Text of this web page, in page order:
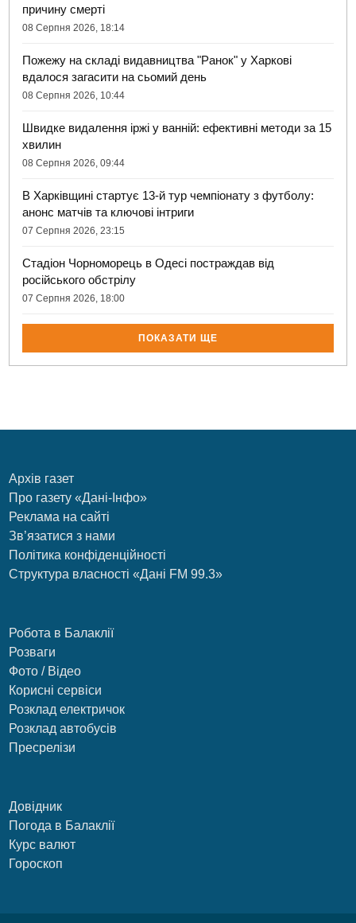
причину смерті
08 Серпня 2026, 18:14
Пожежу на складі видавництва "Ранок" у Харкові
вдалося загасити на сьомий день
08 Серпня 2026, 10:44
Швидке видалення іржі у ванній: ефективні методи за 15
хвилин
08 Серпня 2026, 09:44
В Харківщині стартує 13-й тур чемпіонату з футболу:
анонс матчів та ключові інтриги
07 Серпня 2026, 23:15
Стадіон Чорноморець в Одесі постраждав від
російського обстрілу
07 Серпня 2026, 18:00
ПОКАЗАТИ ЩЕ
Архів газет
Про газету «Дані-Інфо»
Реклама на сайті
Зв’язатися з нами
Політика конфіденційності
Структура власності «Дані FM 99.3»
Робота в Балаклії
Розваги
Фото / Відео
Корисні сервіси
Розклад електричок
Розклад автобусів
Пресрелізи
Довідник
Погода в Балаклії
Курс валют
Гороскоп